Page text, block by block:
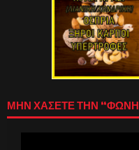
ΜΗΝ ΧΑΣΕΤΕ ΤΗΝ